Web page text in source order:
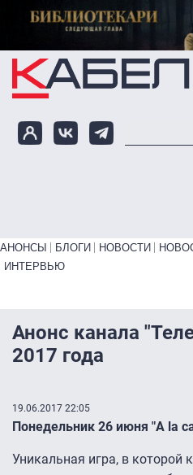
Перейти к основному
Primary links bottom
АНОНСЫ БЛОГИ НОВОСТИ
ИНТЕРВЬЮ
Анонс канала
2017 года
19.06.2017 22:05
Понедельник 26 июня "A la
Уникальная игра, в которой